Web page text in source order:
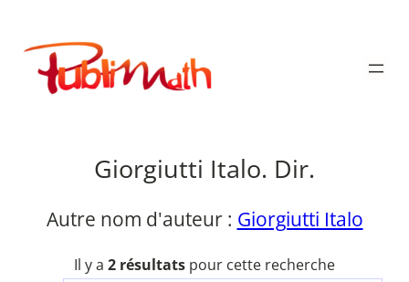
contenu
Publimath
Giorgiutti Italo. Dir.
Autre nom d'auteur : Giorgiutti Italo
Il y a 2 résultats pour cette recherche